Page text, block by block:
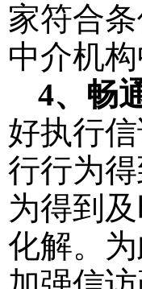
家符合
中介机
4、畅
好执行
行行为
为得到
化解。